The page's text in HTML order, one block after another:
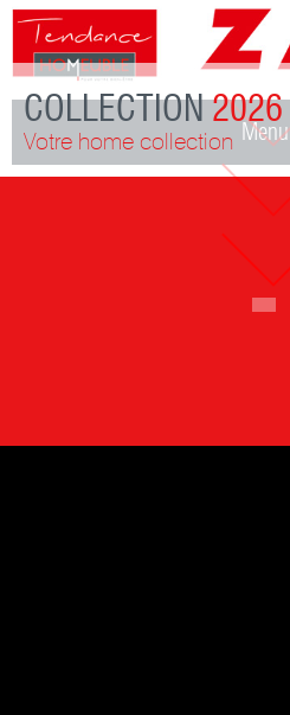
Menu
COLLECTION2026
Votre home collection